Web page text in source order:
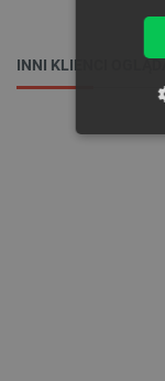
INNI KLIENCI